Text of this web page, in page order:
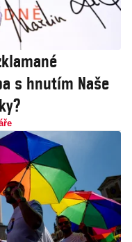
s hnutím Naše